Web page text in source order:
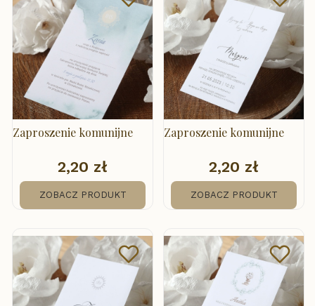
Zaproszenie komunijne
Cena
2,20 zł
ZOBACZ PRODUKT
Zaproszenie komunijne
Cena
2,20 zł
ZOBACZ PRODUKT